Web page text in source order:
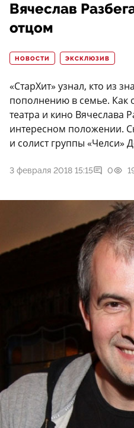
Вячеслав
отцом
НОВОСТИ ЭКСКЛЮЗИВ
«СтарХит» узнал, кто из
пополнению в семье. Как
театра и кино Вячеслава
интересном положении.
и солист группы «Челси»
3 февраля 2018 15:15 0